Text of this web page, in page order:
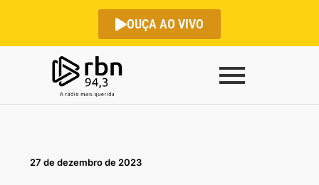
OUÇA AO VIVO
27 de dezembro de 2023